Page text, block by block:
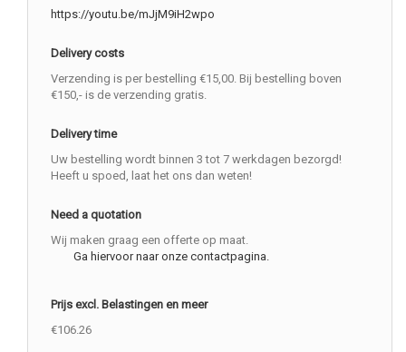
https://youtu.be/mJjM9iH2wpo
Delivery costs
Verzending is per bestelling €15,00. Bij bestelling boven
€150,- is de verzending gratis.
Delivery time
Uw bestelling wordt binnen 3 tot 7 werkdagen bezorgd!
Heeft u spoed, laat het ons dan weten!
Need a quotation
Wij maken graag een offerte op maat.
Ga hiervoor naar onze contactpagina.
Prijs excl. Belastingen en meer
€106.26